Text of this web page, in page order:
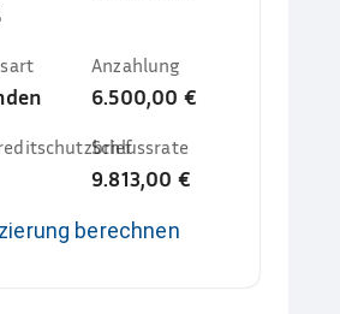
Anzahlung
6.500,00 €
Schlussrate
9.813,00 €
berechnen